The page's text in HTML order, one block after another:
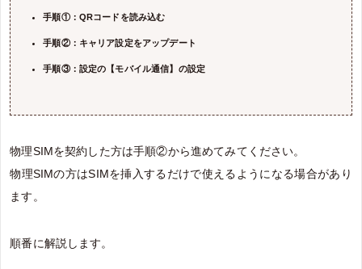
手順①：QRコードを読み込む
手順②：キャリア設定をアップデート
手順③：設定の【モバイル通信】の設定
物理SIMを契約した方は手順②から進めてみてください。
物理SIMの方はSIMを挿入するだけで使えるようになる場合があり
ます。
順番に解説します。